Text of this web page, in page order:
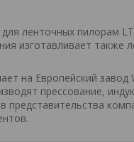
ленточных пилорам
изготавливает
на Европейский
прессование,
представительства